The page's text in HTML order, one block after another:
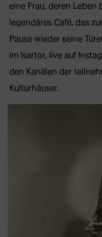
eine Frau, deren Leben
legendäres Café, das
Pause wieder seine
im Isartor, live auf
den Kanälen der
Kulturhäuser.